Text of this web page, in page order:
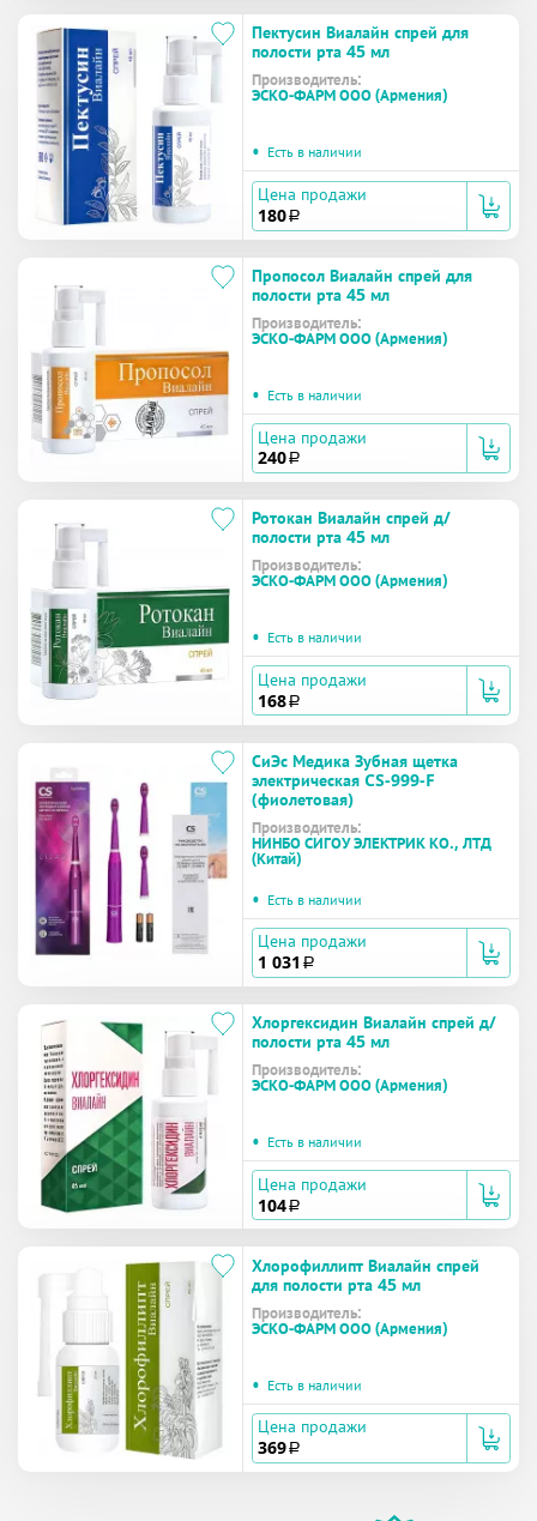
Пектусин Виалайн спрей для
полости рта 45 мл
Производитель:
ЭСКО-ФАРМ ООО (Армения)
• Есть в наличии
Цена продажи
180 a
Пропосол Виалайн спрей для
полости рта 45 мл
Производитель:
ЭСКО-ФАРМ ООО (Армения)
• Есть в наличии
Цена продажи
240 a
Ротокан Виалайн спрей д/
полости рта 45 мл
Производитель:
ЭСКО-ФАРМ ООО (Армения)
• Есть в наличии
Цена продажи
168 a
СиЭс Медика Зубная щетка
электрическая CS-999-F
(фиолетовая)
Производитель:
НИНБО СИГОУ ЭЛЕКТРИК КО., ЛТД
(Китай)
• Есть в наличии
Цена продажи
1 031 a
Хлоргексидин Виалайн спрей д/
полости рта 45 мл
Производитель:
ЭСКО-ФАРМ ООО (Армения)
• Есть в наличии
Цена продажи
104 a
Хлорофиллипт Виалайн спрей
для полости рта 45 мл
Производитель:
ЭСКО-ФАРМ ООО (Армения)
• Есть в наличии
Цена продажи
369 a